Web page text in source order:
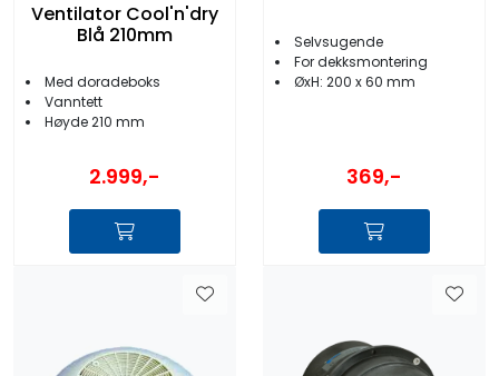
Ventilator Cool'n'dry
Blå 210mm
Med doradeboks
Vanntett
Høyde 210 mm
2.999,-
Selvsugende
For dekksmontering
ØxH: 200 x 60 mm
369,-